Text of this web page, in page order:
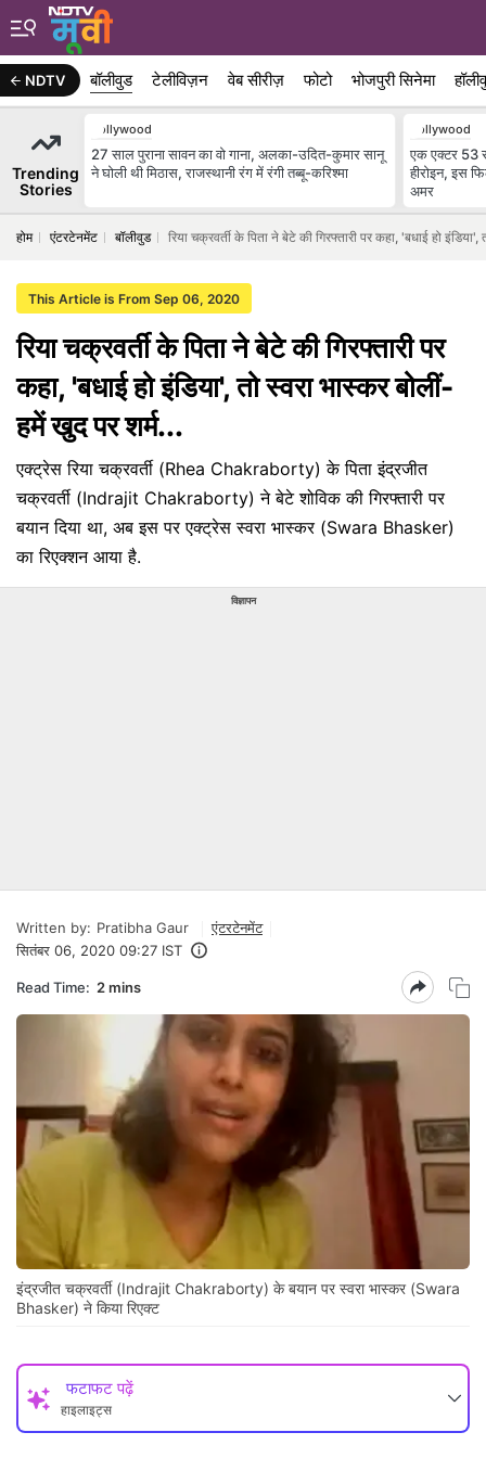
NDTV बॉलीवुड टेलीविज़न वेब सीरीज़ फोटो भोजपुरी सिनेमा
Trending
Stories
Bollywood
27 साल पुराना सावन का वो गाना, अलका-उदित-कुमार सानू
ने घोली थी मिठास, राजस्थानी रंग में रंगी तब्बू-करिश्मा
Bollywood
एक एक्टर 53
हीरोइन, इस
अमर
होम एंटरटेनमेंट बॉलीवुड रिया चक्रवर्ती के पिता ने बेटे की गिरफ्तारी पर कहा, 'बधाई हो
This Article is From Sep 06, 2020
रिया चक्रवर्ती के पिता ने बेटे की गिरफ्तारी पर
कहा, 'बधाई हो इंडिया', तो स्वरा भास्कर बोलीं-
हमें खुद पर शर्म...
एक्ट्रेस रिया चक्रवर्ती (Rhea Chakraborty) के पिता इंद्रजीत
चक्रवर्ती (Indrajit Chakraborty) ने बेटे शोविक की गिरफ्तारी पर
बयान दिया था, अब इस पर एक्ट्रेस स्वरा भास्कर (Swara Bhasker)
का रिएक्शन आया है.
विज्ञापन
Written by: Pratibha Gaur
एंटरटेनमेंट
सितंबर 06, 2020 09:27 IST
Read Time: 2 mins
इंद्रजीत चक्रवर्ती (Indrajit Chakraborty) के बयान पर स्वरा भास्कर (Swara
Bhasker) ने किया रिएक्ट
फटाफट पढ़ें
हाइलाइट्स